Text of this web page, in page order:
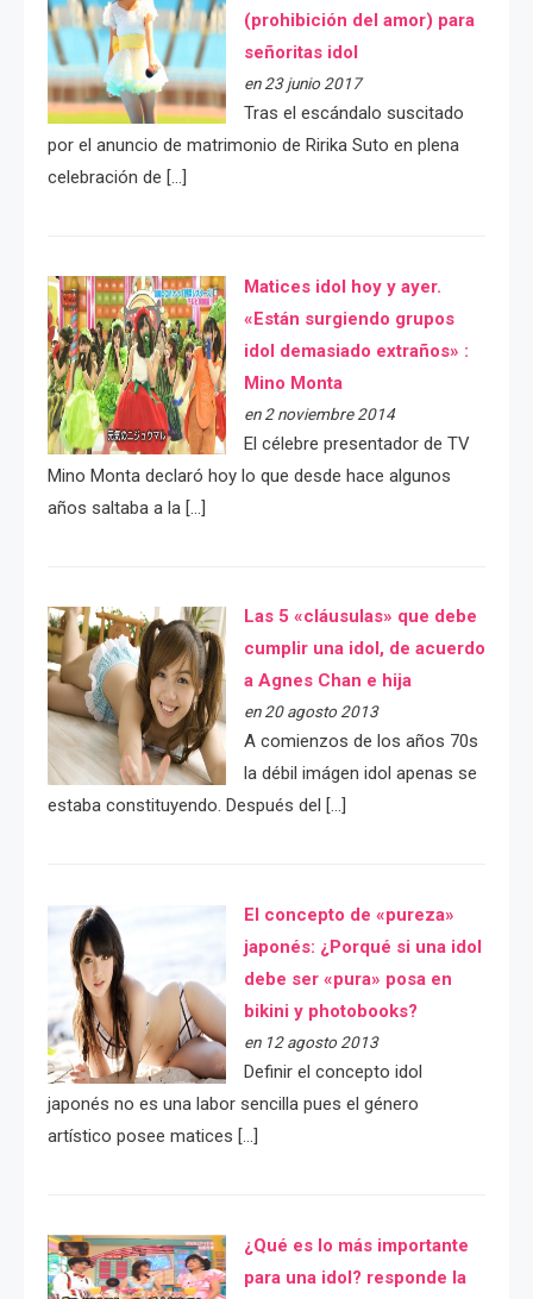
(prohibición del amor) para
señoritas idol
en 23 junio 2017
Tras el escándalo suscitado
por el anuncio de matrimonio de Ririka Suto en plena
celebración de […]
Matices idol hoy y ayer.
«Están surgiendo grupos
idol demasiado extraños» :
Mino Monta
en 2 noviembre 2014
El célebre presentador de TV
Mino Monta declaró hoy lo que desde hace algunos
años saltaba a la […]
Las 5 «cláusulas» que debe
cumplir una idol, de acuerdo
a Agnes Chan e hija
en 20 agosto 2013
A comienzos de los años 70s
la débil imágen idol apenas se
estaba constituyendo. Después del […]
El concepto de «pureza»
japonés: ¿Porqué si una idol
debe ser «pura» posa en
bikini y photobooks?
en 12 agosto 2013
Definir el concepto idol
japonés no es una labor sencilla pues el género
artístico posee matices […]
¿Qué es lo más importante
para una idol? responde la